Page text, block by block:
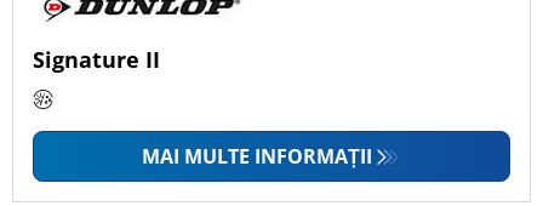
Signature II
MAI MULTE INFORMAȚII